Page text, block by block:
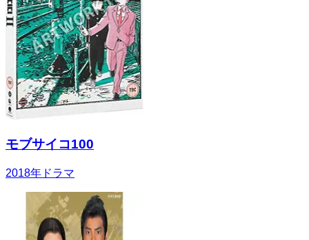
モブサイコ100
2018年 ドラマ